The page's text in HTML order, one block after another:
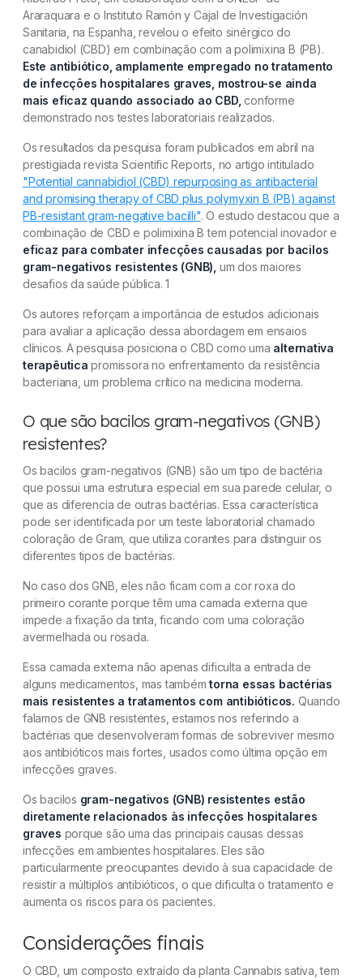
Araraquara e o Instituto Ramón y Cajal de Investigación
Sanitaria, na Espanha, revelou o efeito sinérgico do
canabidiol (CBD) em combinação com a polimixina B (PB).
Este antibiótico, amplamente empregado no tratamento
de infecções hospitalares graves, mostrou-se ainda
mais eficaz quando associado ao CBD, conforme
demonstrado nos testes laboratoriais realizados.
Os resultados da pesquisa foram publicados em abril na
prestigiada revista Scientific Reports, no artigo intitulado
"Potential cannabidiol (CBD) repurposing as antibacterial
and promising therapy of CBD plus polymyxin B (PB) against
PB-resistant gram-negative bacilli". O estudo destacou que a
combinação de CBD e polimixina B tem potencial inovador e
eficaz para combater infecções causadas por bacilos
gram-negativos resistentes (GNB), um dos maiores
desafios da saúde pública. 1
Os autores reforçam a importância de estudos adicionais
para avaliar a aplicação dessa abordagem em ensaios
clínicos. A pesquisa posiciona o CBD como uma alternativa
terapêutica promissora no enfrentamento da resistência
bacteriana, um problema crítico na medicina moderna.
O que são bacilos gram-negativos (GNB)
resistentes?
Os bacilos gram-negativos (GNB) são um tipo de bactéria
que possui uma estrutura especial em sua parede celular, o
que as diferencia de outras bactérias. Essa característica
pode ser identificada por um teste laboratorial chamado
coloração de Gram, que utiliza corantes para distinguir os
diferentes tipos de bactérias.
No caso dos GNB, eles não ficam com a cor roxa do
primeiro corante porque têm uma camada externa que
impede a fixação da tinta, ficando com uma coloração
avermelhada ou rosada.
Essa camada externa não apenas dificulta a entrada de
alguns medicamentos, mas tambémtorna essas bactérias
mais resistentes a tratamentos com antibióticos. Quando
falamos de GNB resistentes, estamos nos referindo a
bactérias que desenvolveram formas de sobreviver mesmo
aos antibióticos mais fortes, usados como última opção em
infecções graves.
Os bacilos gram-negativos (GNB) resistentes estão
diretamente relacionados às infecções hospitalares
graves porque são uma das principais causas dessas
infecções em ambientes hospitalares. Eles são
particularmente preocupantes devido à sua capacidade de
resistir a múltiplos antibióticos, o que dificulta o tratamento e
aumenta os riscos para os pacientes.
Considerações finais
O CBD, um composto extraído da planta Cannabis sativa, tem